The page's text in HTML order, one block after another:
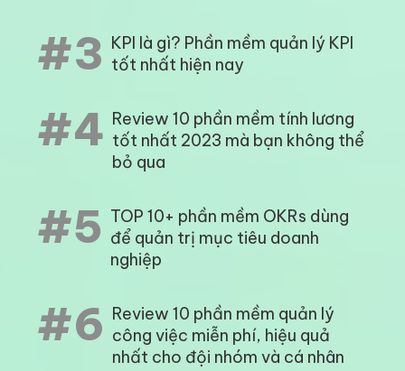
#3 KPI là gì? Phần mềm quản lý KPI
tốt nhất hiện nay
#4 Review 10 phần mềm tính lương
tốt nhất 2023 mà bạn không thể
bỏ qua
#5 TOP 10+ phần mềm OKRs dùng
để quản trị mục tiêu doanh
nghiệp
#6 Review 10 phần mềm quản lý
công việc miễn phí, hiệu quả
nhất cho đội nhóm và cá nhân